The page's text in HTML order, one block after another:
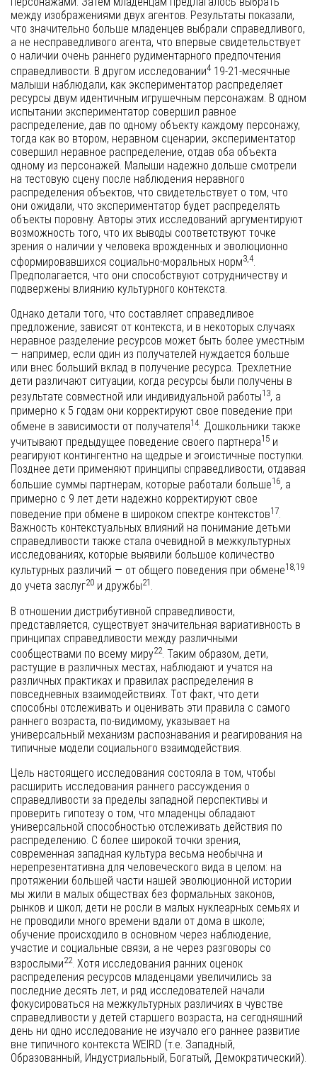
между изображениями двух агентов. Результаты показали,
что значительно больше младенцев выбрали справедливого,
а не несправедливого агента, что впервые свидетельствует
о наличии очень раннего рудиментарного предпочтения
справедливости. В другом исследовании4 19-21-месячные
малыши наблюдали, как экспериментатор распределяет
ресурсы двум идентичным игрушечным персонажам. В одном
испытании экспериментатор совершил равное
распределение, дав по одному объекту каждому персонажу,
тогда как во втором, неравном сценарии, экспериментатор
совершил неравное распределение, отдав оба объекта
одному из персонажей. Малыши надежно дольше смотрели
на тестовую сцену после наблюдения неравного
распределения объектов, что свидетельствует о том, что
они ожидали, что экспериментатор будет распределять
объекты поровну. Авторы этих исследований аргументируют
возможность того, что их выводы соответствуют точке
зрения о наличии у человека врожденных и эволюционно
сформировавшихся социально-моральных норм3,4.
Предполагается, что они способствуют сотрудничеству и
подвержены влиянию культурного контекста.
Однако детали того, что составляет справедливое
предложение, зависят от контекста, и в некоторых случаях
неравное разделение ресурсов может быть более уместным
— например, если один из получателей нуждается больше
или внес больший вклад в получение ресурса. Трехлетние
дети различают ситуации, когда ресурсы были получены в
результате совместной или индивидуальной работы13, а
примерно к 5 годам они корректируют свое поведение при
обмене в зависимости от получателя14. Дошкольники также
учитывают предыдущее поведение своего партнера15 и
реагируют контингентно на щедрые и эгоистичные поступки.
Позднее дети применяют принципы справедливости, отдавая
большие суммы партнерам, которые работали больше16, а
примерно с 9 лет дети надежно корректируют свое
поведение при обмене в широком спектре контекстов17.
Важность контекстуальных влияний на понимание детьми
справедливости также стала очевидной в межкультурных
исследованиях, которые выявили большое количество
культурных различий — от общего поведения при обмене18,19
до учета заслуг20 и дружбы21 .
В отношении дистрибутивной справедливости,
представляется, существует значительная вариативность в
принципах справедливости между различными
сообществами по всему миру22. Таким образом, дети,
растущие в различных местах, наблюдают и учатся на
различных практиках и правилах распределения в
повседневных взаимодействиях. Тот факт, что дети
способны отслеживать и оценивать эти правила с самого
раннего возраста, по-видимому, указывает на
универсальный механизм распознавания и реагирования на
типичные модели социального взаимодействия.
Цель настоящего исследования состояла в том, чтобы
расширить исследования раннего рассуждения о
справедливости за пределы западной перспективы и
проверить гипотезу о том, что младенцы обладают
универсальной способностью отслеживать действия по
распределению. С более широкой точки зрения,
современная западная культура весьма необычна и
нерепрезентативна для человеческого вида в целом: на
протяжении большей части нашей эволюционной истории
мы жили в малых обществах без формальных законов,
рынков и школ; дети не росли в малых нуклеарных семьях и
не проводили много времени вдали от дома в школе;
обучение происходило в основном через наблюдение,
участие и социальные связи, а не через разговоры со
взрослыми22. Хотя исследования ранних оценок
распределения ресурсов младенцами увеличились за
последние десять лет, и ряд исследователей начали
фокусироваться на межкультурных различиях в чувстве
справедливости у детей старшего возраста, на сегодняшний
день ни одно исследование не изучало его раннее развитие
вне типичного контекста WEIRD (т.е. Западный,
Образованный, Индустриальный, Богатый, Демократический).